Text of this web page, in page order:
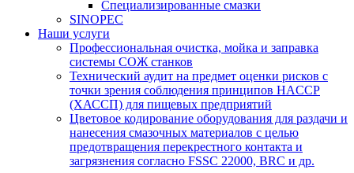
Специализированные смазки
SINOPEC
Наши услуги
Профессиональная очистка, мойка и заправка
системы СОЖ станков
Технический аудит на предмет оценки рисков с
точки зрения соблюдения принципов HACCP
(ХАССП) для пищевых предприятий
Цветовое кодирование оборудования для раздачи и
нанесения смазочных материалов с целью
предотвращения перекрестного контакта и
загрязнения согласно FSSC 22000, BRC и др.